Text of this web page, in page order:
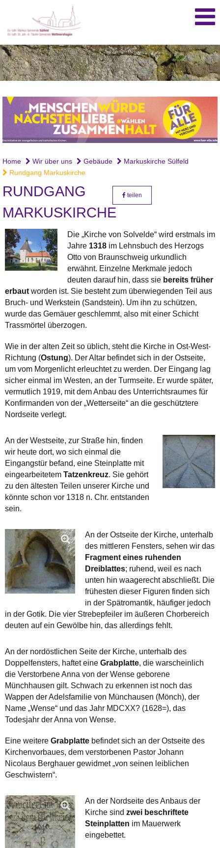
Home Wir über uns Gebäude
Markuskirche Sülfeld
Rundgang Markuskirche
RUNDGANG
MARKUSKIRCHE
teilen
Die „Kirche von Solvelde“ wird erstmals im
Jahre 1318 im Lehnsbuch des Herzogs
Otto von Braunschweig urkundlich
erwähnt. Einzelne Merkmale jedoch
deuten darauf hin, dass sie bereits früher
erbaut worden ist. Sie besteht zum überwiegenden Teil aus
Bruch- und Werkstein (Sandstein). Um ihn zu schützen,
wurde das Gemäuer geschlemmt, also mit einer Schicht
Trassmörtel überzogen.
Wie in der alten Zeit so üblich, steht die Kirche in Ost-West-
Richtung (Ostung). Der Altar befindet sich in der Ostseite,
um vom Morgenlicht erleuchtet zu werden. Der Eingang lag
sicher einmal im Westen, an der Turmseite. Er wurde später,
vermutlich 1919, mit dem Anbau des Unterrichtsraumes für
Konfirmanden von der „Wetterseite“ an die geschütztere
Nordseite verlegt.
An der Westseite, zur Straße hin, finden
wir heute dort, wo sich einmal die
Eingangstür befand, eine Steinplatte mit
eingearbeitetem Tatzenkreuz. Sie gehört
zu den ältesten Teilen unserer Kirche und
könnte schon vor 1318 n. Chr. entstanden
sein.
An der Ostseite der Kirche, unterhalb
des mittleren Fensters, sehen wir das
Fragment eines ruhenden
Dreiblattes; ruhend, weil es nach
unten hin waagerecht abschließt. Die
frühesten dieser Figuren finden sich
in der Spätromantik, häufiger jedoch
in der Gotik. Die vier Strebepfeiler im äußeren Chorbereich
deuten auf ein Gewölbe hin, das allerdings fehlt.
An der nordöstlichen Seite der Kirche, unterhalb des
Doppelfensters, haftet eine Grabplatte, die warscheinlich
die Verstorbene Anna von der Wense geborene
Münchhausen gilt. Schwach zu erkennen ist noch das
Wappen der Adelsfamilie von Münchausen (Mönch), der
Name „Wense“ und das Jahr MDCXX? (1628=), das
Todesjahr der Anna von Wense.
Eine weitere Grabplatte befindet sich an der Ostseite des
Kirchenvorbaues, dem verstorbenen Pastor Johann
Nicolaus Berghauer gewidmet „von seinen leiblichen
Geschwistern“.
An der Nordseite des Anbaus der
Kirche sind zwei beschriftete
Steinplatten im Mauerwerk
eingebettet.